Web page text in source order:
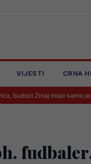
VIJESTI CRNA
imao samo jedan odgovor